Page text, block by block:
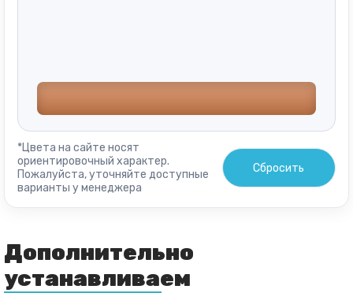
*Цвета на сайте носят
ориентировочный характер.
Пожалуйста, уточняйте доступные
варианты у менеджера
Сбросить
Дополнительно
устанавливаем